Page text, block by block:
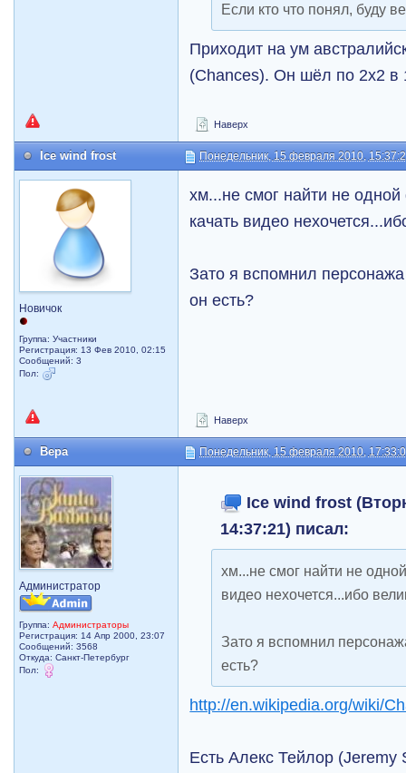
Если кто что понял, буду
Приходит на ум
(Chances). Он шёл по 2х2 в
Наверх
Ice wind frost Понедельник, 15 февраля 2010,
Новичок
Группа: Участники
Регистрация: 13 Фев 2010, 02:15
Сообщений: 3
Пол:
хм...не смог найти не
качать видео
Зато я вспомнил
он есть?
Наверх
Вера Понедельник, 15 февраля 2010,
Администратор
Группа:Администраторы
Регистрация: 14 Апр 2000, 23:07
Сообщений: 3568
Откуда: Санкт-Петербург
Пол:
Ice wind frost
14:37:21) писал:
хм...не смог найти не
видео нехочется...ибо
Зато я вспомнил
есть?
http://en.wikipedia.org/wiki/
Есть Алекс Тейлор